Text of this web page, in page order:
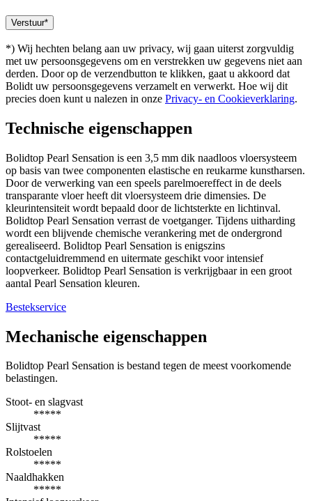
*) Wij hechten belang aan uw privacy, wij gaan uiterst zorgvuldig
met uw persoonsgegevens om en verstrekken uw gegevens niet aan
derden. Door op de verzendbutton te klikken, gaat u akkoord dat
Bolidt uw persoonsgegevens verzamelt en verwerkt. Hoe wij dit
precies doen kunt u nalezen in onze Privacy- en Cookieverklaring.
Technische eigenschappen
Bolidtop Pearl Sensation is een 3,5 mm dik naadloos vloersysteem
op basis van twee componenten elastische en reukarme kunstharsen.
Door de verwerking van een speels parelmoereffect in de deels
transparante vloer heeft dit vloersysteem drie dimensies. De
kleurintensiteit wordt bepaald door de lichtsterkte en lichtinval.
Bolidtop Pearl Sensation verrast de voetganger. Tijdens uitharding
wordt een blijvende chemische verankering met de ondergrond
gerealiseerd. Bolidtop Pearl Sensation is enigszins
contactgeluidremmend en uitermate geschikt voor intensief
loopverkeer. Bolidtop Pearl Sensation is verkrijgbaar in een groot
aantal Pearl Sensation kleuren.
Bestekservice
Mechanische eigenschappen
Bolidtop Pearl Sensation is bestand tegen de meest voorkomende
belastingen.
Stoot- en slagvast
*****
Slijtvast
*****
Rolstoelen
*****
Naaldhakken
*****